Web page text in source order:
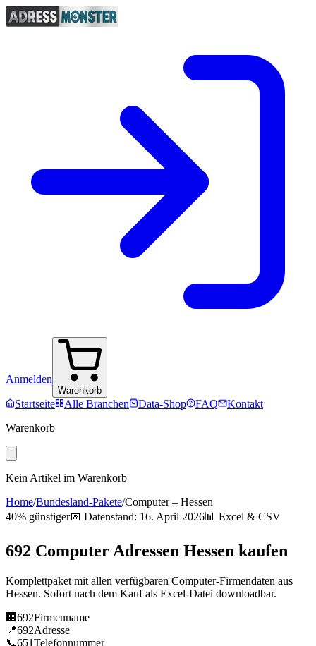
Anmelden
Warenkorb
Startseite Alle Branchen Data-Shop FAQ
Kontakt
Warenkorb
Kein Artikel im Warenkorb
Home/Bundesland-Pakete/Computer– Hessen
40% günstiger📅 Datenstand: 16. April 2026📊 Excel & CSV
692 Computer Adressen Hessen kaufen
Komplettpaket mit allen verfügbaren Computer-Firmendaten aus
Hessen. Sofort nach dem Kauf als Excel-Datei downloadbar.
🏢 692Firmenname
📍692Adresse
📞651Telefonnummer